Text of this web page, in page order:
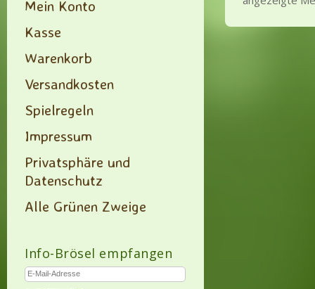
Mein Konto
Kasse
Warenkorb
Versandkosten
Spielregeln
Impressum
Privatsphäre und
Datenschutz
Alle Grünen Zweige
Info-Brösel empfangen